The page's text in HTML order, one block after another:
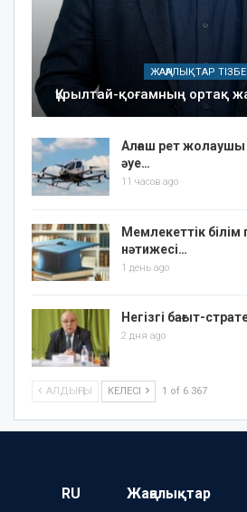
ЖАҢАЛЫҚТАР
Құрылтай-қоғамның ортақ
Алғаш рет
әуе…
11 часов ago
Мемлекеттік
нәтижесі…
1 день ago
Негізгі бағыт-
2 дня ago
АЛДЫҢҒЫ КЕЛЕСІ 1 of 6 367
RU Жаңалықтар